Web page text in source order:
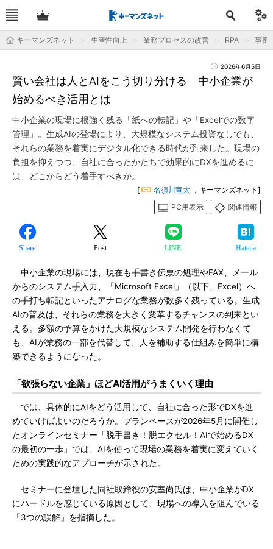
キーマンズネット 生産性向上 業務プロセスの改善 RPA 事例
2026年6月5日
賢い会社は人とAIをこう切り分ける 中小企業が
始めるべき活用とは
中小企業の現場に根強く残る「紙への転記」や「Excelでの数字
管理」。生成AIの登場により、大規模なシステム投資なしでも、
それらの業務を着実にデジタル化できる時代が到来した。現場の
負担を抑えつつ、自社に合ったかたちで効果的にDXを進めるに
は、どこからどう着手すべきか。
[ 名須川竜太 ，キーマンズネット]
PC用表示
関連情報
Share Post LINE Hatena
中小企業の現場には、現在も手書き伝票の処理やFAX、メール
からのシステム手入力、「Microsoft Excel」（以下、Excel）へ
の手打ち転記といったアナログな業務が数多く残っている。生成
AIの普及は、それらの業務を大きく変革するチャンスの到来とい
える。多額の予算をかけた大規模なシステム開発を行わなくて
も、AIが業務の一部を代替して、人を補助する仕組みを簡単に構
築できるようになった。
「欲張らない企業」ほどAI活用がうまくいく理由
では、具体的にAIをどう活用して、自社に合った形でDXを進
めていけばよいのだろうか。プランベースが2026年5月に開催し
たオンラインセミナー「脱手書き！脱エクセル！AIで始めるDX
の最初の一歩」では、AIを使って現場の業務を着実に変えていく
ための実践的なアプローチが示された。
セミナーに登壇した同社取締役の安室尚氏は、中小企業がDX
にハードルを感じている原因として、現場への導入を阻んでいる
「3つの誤解」を指摘した。